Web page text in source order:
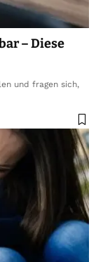
– Diese
und fragen sich,